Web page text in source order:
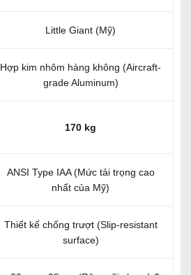
Little Giant (Mỹ)
Hợp kim nhôm hàng không (Aircraft-
grade Aluminum)
170 kg
ANSI Type IAA (Mức tải trọng cao
nhất của Mỹ)
Thiết kế chống trượt (Slip-resistant
surface)